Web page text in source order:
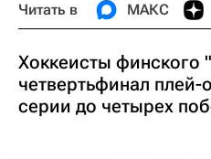
Читать в МАКС
Хоккеисты
четвертьфинал
серии до четырех